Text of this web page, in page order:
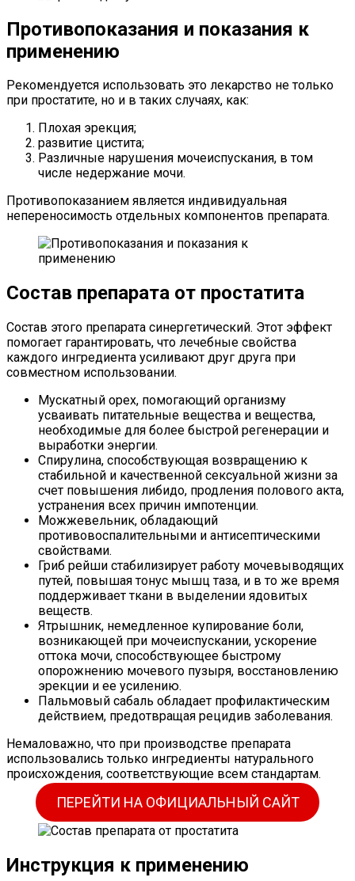
Противопоказания и показания к
применению
Рекомендуется использовать это лекарство не только
при простатите, но и в таких случаях, как:
Плохая эрекция;
развитие цистита;
Различные нарушения мочеиспускания, в том
числе недержание мочи.
Противопоказанием является индивидуальная
непереносимость отдельных компонентов препарата.
Состав препарата от простатита
Состав этого препарата синергетический. Этот эффект
помогает гарантировать, что лечебные свойства
каждого ингредиента усиливают друг друга при
совместном использовании.
Мускатный орех, помогающий организму
усваивать питательные вещества и вещества,
необходимые для более быстрой регенерации и
выработки энергии.
Спирулина, способствующая возвращению к
стабильной и качественной сексуальной жизни за
счет повышения либидо, продления полового акта,
устранения всех причин импотенции.
Можжевельник, обладающий
противовоспалительными и антисептическими
свойствами.
Гриб рейши стабилизирует работу мочевыводящих
путей, повышая тонус мышц таза, и в то же время
поддерживает ткани в выделении ядовитых
веществ.
Ятрышник, немедленное купирование боли,
возникающей при мочеиспускании, ускорение
оттока мочи, способствующее быстрому
опорожнению мочевого пузыря, восстановлению
эрекции и ее усилению.
Пальмовый сабаль обладает профилактическим
действием, предотвращая рецидив заболевания.
Немаловажно, что при производстве препарата
использовались только ингредиенты натурального
происхождения, соответствующие всем стандартам.
ПЕРЕЙТИ НА ОФИЦИАЛЬНЫЙ САЙТ
Инструкция к применению